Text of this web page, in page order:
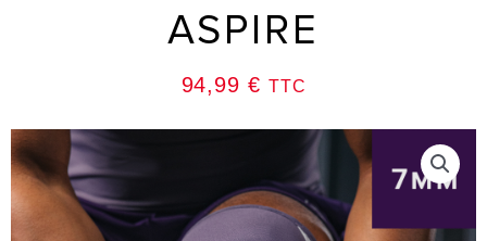
ASPIRE
94,99 € TTC